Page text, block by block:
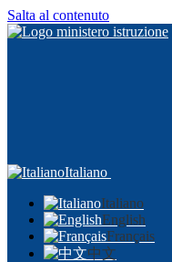
Salta al contenuto
Italiano
Italiano
English
Français
中文